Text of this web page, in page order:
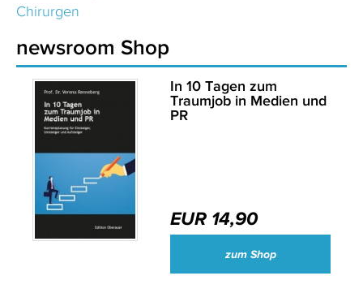
Chirurgen
newsroom Shop
In 10 Tagen zum
Traumjob in Medien und
PR
EUR 14,90
zum Shop